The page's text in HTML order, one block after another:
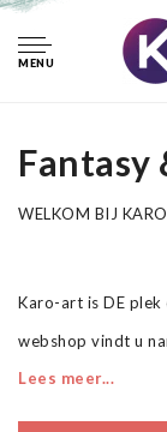
MENU
Fantasy &
Fantasy
WELKOM BIJ
Karo-art is DE
webshop vindt u
ruim 7000
Van
Lees meer...